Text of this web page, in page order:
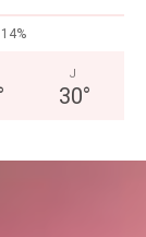
14%
J
30°